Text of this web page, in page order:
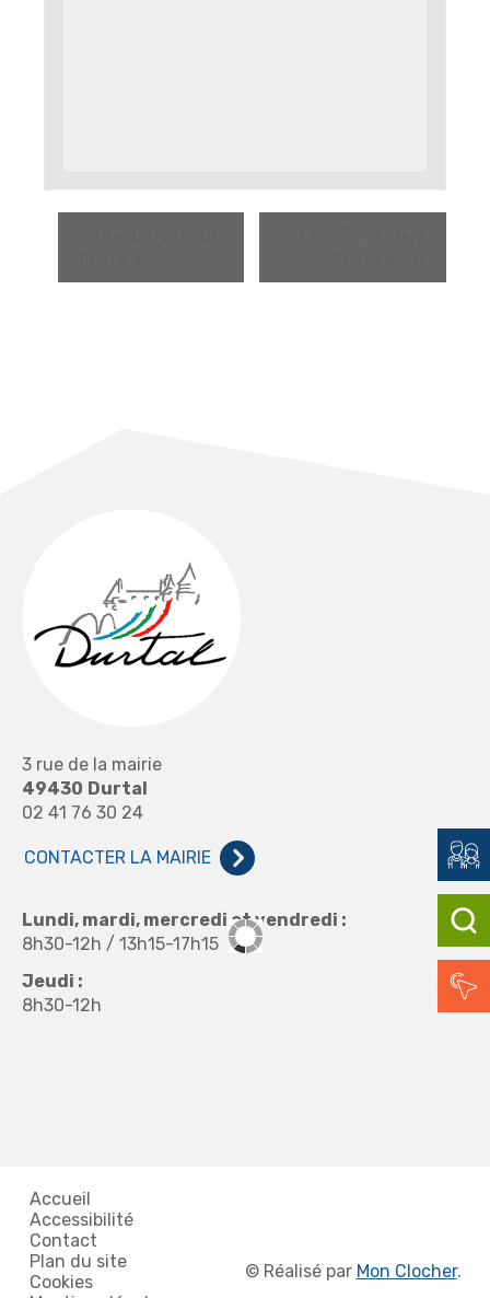
3 rue de la mairie
49430 Durtal
02 41 76 30 24
CONTACTER LA MAIRIE
Lundi, mardi, mercredi et vendredi :
8h30-12h / 13h15-17h15
Jeudi :
8h30-12h
Accueil
Accessibilité
Contact
Plan du site
Cookies
© Réalisé par Mon Clocher.